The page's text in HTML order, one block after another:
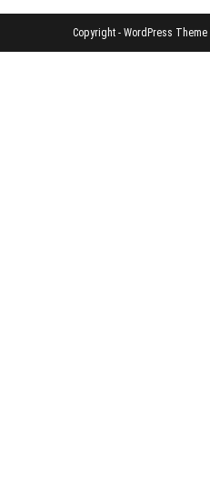
Copyright - WordPress Theme